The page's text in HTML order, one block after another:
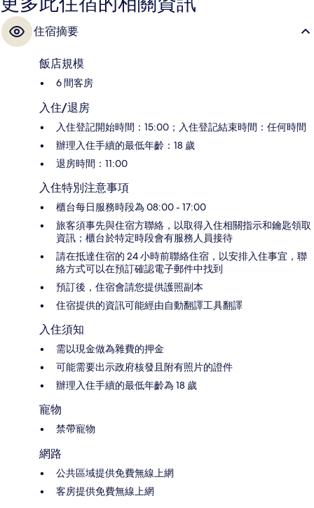
住宿摘要
飯店規模
6 間客房
入住/退房
入住登記開始時間：15:00；入住登記結束時間：任何時間
辦理入住手續的最低年齡：18 歲
退房時間：11:00
入住特別注意事項
櫃台每日服務時段為 08:00 - 17:00
旅客須事先與住宿方聯絡，以取得入住相關指示和鑰匙領取
資訊；櫃台於特定時段會有服務人員接待
請在抵達住宿的 24 小時前聯絡住宿，以安排入住事宜，聯
絡方式可以在預訂確認電子郵件中找到
預訂後，住宿會請您提供護照副本
住宿提供的資訊可能經由自動翻譯工具翻譯
入住須知
需以現金做為雜費的押金
可能需要出示政府核發且附有照片的證件
辦理入住手續的最低年齡為 18 歲
寵物
禁帶寵物
網路
公共區域提供免費無線上網
客房提供免費無線上網